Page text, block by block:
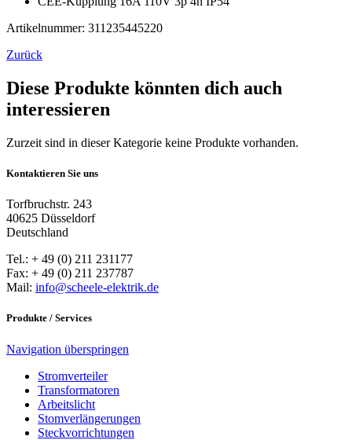
Artikelnummer: 311235445220
Zurück
Diese Produkte könnten dich auch
interessieren
Zurzeit sind in dieser Kategorie keine Produkte vorhanden.
Kontaktieren Sie uns
Torfbruchstr. 243
40625 Düsseldorf
Deutschland
Tel.: + 49 (0) 211 231177
Fax: + 49 (0) 211 237787
Mail: info@scheele-elektrik.de
Produkte / Services
Navigation überspringen
Stromverteiler
Transformatoren
Arbeitslicht
Stomverlängerungen
Steckvorrichtungen